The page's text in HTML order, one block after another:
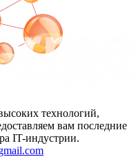
технологий,
вам последние
IT-индустрии.